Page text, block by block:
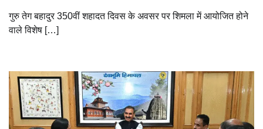
गुरु तेग बहादुर 350वीं शहादत दिवस के अवसर पर शिमला में आयोजित होने
वाले विशेष […]